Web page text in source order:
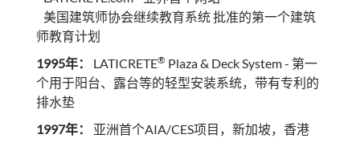
美国建筑师协会继续教育系统 批准的第一个建筑
师教育计划
1995年：
LATICRETE® Plaza & Deck System - 第一
个用于阳台、露台等的轻型安装系统，带有专利的
排水垫
1997年：
亚洲首个AIA/CES项目，新加坡，香港